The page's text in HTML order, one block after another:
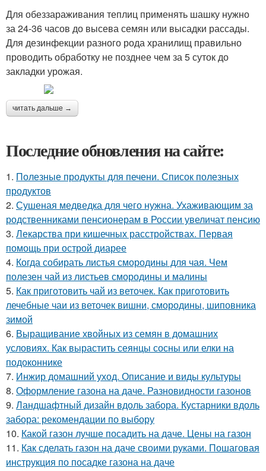
Для обеззараживания теплиц применять шашку нужно
за 24-36 часов до высева семян или высадки рассады.
Для дезинфекции разного рода хранилищ правильно
проводить обработку не позднее чем за 5 суток до
закладки урожая.
читать дальше →
Последние обновления на сайте:
1. Полезные продукты для печени. Список полезных
продуктов
2. Сушеная медведка для чего нужна. Ухаживающим за
родственниками пенсионерам в России увеличат пенсию
3. Лекарства при кишечных расстройствах. Первая
помощь при острой диарее
4. Когда собирать листья смородины для чая. Чем
полезен чай из листьев смородины и малины
5. Как приготовить чай из веточек. Как приготовить
лечебные чаи из веточек вишни, смородины, шиповника
зимой
6. Выращивание хвойных из семян в домашних
условиях. Как вырастить сеянцы сосны или елки на
подоконнике
7. Инжир домашний уход. Описание и виды культуры
8. Оформление газона на даче. Разновидности газонов
9. Ландшафтный дизайн вдоль забора. Кустарники вдоль
забора: рекомендации по выбору
10. Какой газон лучше посадить на даче. Цены на газон
11. Как сделать газон на даче своими руками. Пошаговая
инструкция по посадке газона на даче